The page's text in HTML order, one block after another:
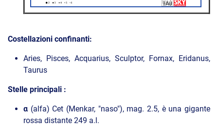
Costellazioni confinanti:
Aries, Pisces, Acquarius, Sculptor, Fornax, Eridanus,
Taurus
Stelle principali :
α (alfa) Cet (Menkar, "naso"), mag. 2.5, è una gigante
rossa distante 249 a.l.